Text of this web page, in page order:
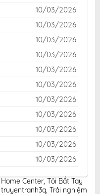
10/03/2026
10/03/2026
10/03/2026
10/03/2026
10/03/2026
10/03/2026
10/03/2026
10/03/2026
10/03/2026
10/03/2026
10/03/2026
Center, Tôi Bắt Tay
, Trải nghiệm